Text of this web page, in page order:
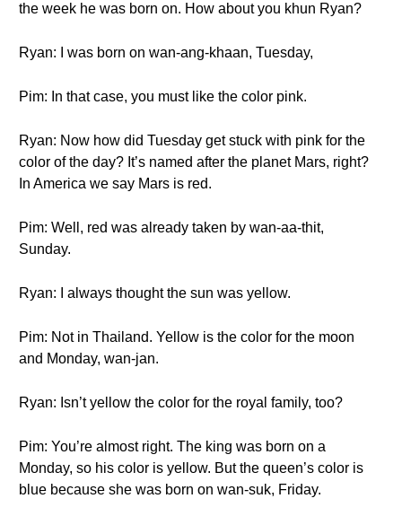
the week he was born on. How about you khun Ryan?
Ryan: I was born on wan-ang-khaan, Tuesday,
Pim: In that case, you must like the color pink.
Ryan: Now how did Tuesday get stuck with pink for the
color of the day? It’s named after the planet Mars, right?
In America we say Mars is red.
Pim: Well, red was already taken by wan-aa-thit,
Sunday.
Ryan: I always thought the sun was yellow.
Pim: Not in Thailand. Yellow is the color for the moon
and Monday, wan-jan.
Ryan: Isn’t yellow the color for the royal family, too?
Pim: You’re almost right. The king was born on a
Monday, so his color is yellow. But the queen’s color is
blue because she was born on wan-suk, Friday.